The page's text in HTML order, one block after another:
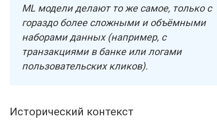
ML модели делают то же самое, только с
гораздо более сложными и объёмными
наборами данных (например, с
транзакциями в банке или логами
пользовательских кликов).
Исторический контекст